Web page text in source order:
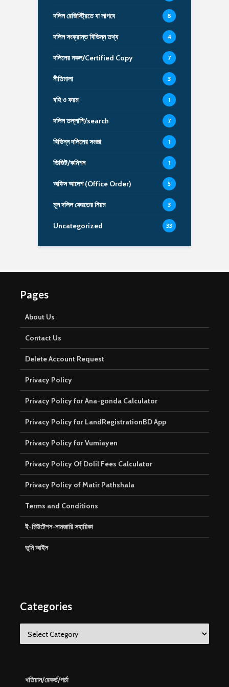
দলিল রেজিস্ট্রিতে যা লাগবে 8
দলিল সংক্রান্ত বিভিন্ন তথ্য 4
দলিলের নকল/Certified Copy 7
নীতিমালা 3
বহি ও ফরম 1
দলিল তল্লাশি/search 7
বিভিন্ন দলিলের সংজ্ঞা 1
ভিজিট/কমিশন 1
অফিস আদেশ (Office Order) 5
মূল দলিল ফেরতের নিয়ম 3
Uncategorized 33
Pages
About Us
Contact Us
Delete Account Request
Privacy Policy
Privacy Policy for Ana-gonda Calculator
Privacy Policy for LandRegistrationBD App
Privacy Policy for Vumiayen
Privacy Policy Of Dolil Fees Calculator
Privacy Policy of Matir Pathshala
Terms and Conditions
ই-মিউটেশন-নামজারি সহায়িকা
ভূমি আইন
Categories
খতিয়ান/রেকর্ড/পর্চা